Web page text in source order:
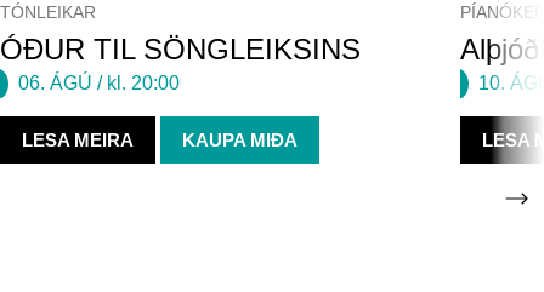
TÓNLEIKAR
ÓÐUR TIL SÖNGLEIKSINS
06. ÁGÚ / kl. 20:00
LESA MEIRA KAUPA MIÐA
10.
LESA